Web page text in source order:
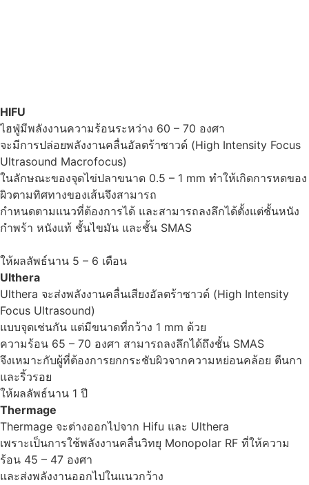
HIFU
ไฮฟู่มีพลังงานความร้อนระหว่าง 60 – 70 องศา
จะมีการปล่อยพลังงานคลื่นอัลตร้าซาวด์ (High Intensity Focus
Ultrasound Macrofocus)
ในลักษณะของจุดไข่ปลาขนาด 0.5 – 1 mm ทำให้เกิดการหดของ
ผิวตามทิศทางของเส้นจึงสามารถ
กำหนดตามแนวที่ต้องการได้ และสามารถลงลึกได้ตั้งแต่ชั้นหนัง
กำพร้า หนังแท้ ชั้นไขมัน และชั้น SMAS
ให้ผลลัพธ์นาน 5 – 6 เดือน
Ulthera
Ulthera จะส่งพลังงานคลื่นเสียงอัลตร้าซาวด์ (High Intensity
Focus Ultrasound)
แบบจุดเช่นกัน แต่มีขนาดที่กว้าง 1 mm ด้วย
ความร้อน 65 – 70 องศา สามารถลงลึกได้ถึงชั้น SMAS
จึงเหมาะกับผู้ที่ต้องการยกกระชับผิวจากความหย่อนคล้อย ตีนกา
และริ้วรอย
ให้ผลลัพธ์นาน 1 ปี
Thermage
Thermage จะต่างออกไปจาก Hifu และ Ulthera
เพราะเป็นการใช้พลังงานคลื่นวิทยุ Monopolar RF ที่ให้ความ
ร้อน 45 – 47 องศา
และส่งพลังงานออกไปในแนวกว้าง